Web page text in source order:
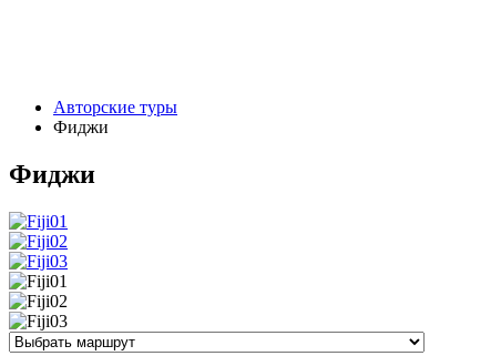
Авторские туры
Фиджи
Фиджи
Загрузка ...